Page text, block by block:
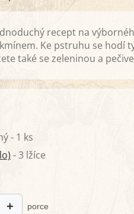
recept na
Ke pstruhu se hodí
také se zeleninou a
- 1 ks
- 3 lžíce
+ porce